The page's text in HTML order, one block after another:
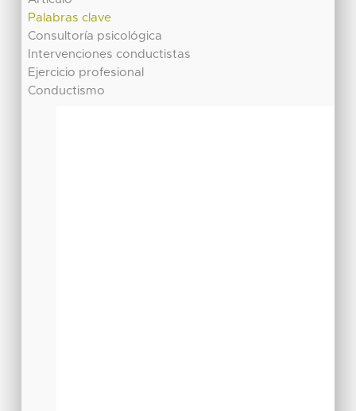
Palabras clave
Consultoría psicológica
Intervenciones conductistas
Ejercicio profesional
Conductismo